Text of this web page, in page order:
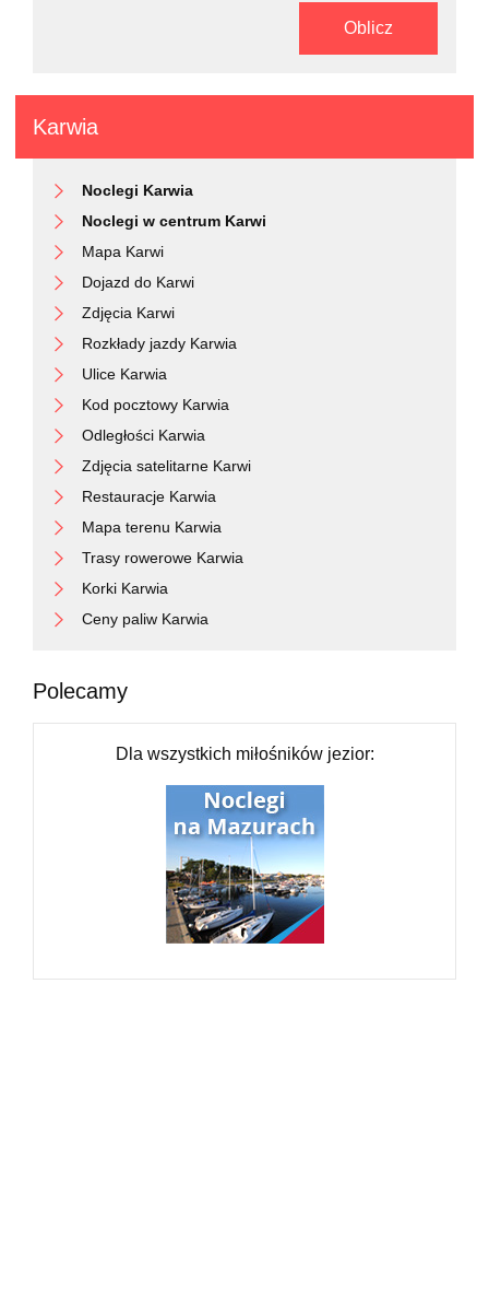
Oblicz
Karwia
Noclegi Karwia
Noclegi w centrum Karwi
Mapa Karwi
Dojazd do Karwi
Zdjęcia Karwi
Rozkłady jazdy Karwia
Ulice Karwia
Kod pocztowy Karwia
Odległości Karwia
Zdjęcia satelitarne Karwi
Restauracje Karwia
Mapa terenu Karwia
Trasy rowerowe Karwia
Korki Karwia
Ceny paliw Karwia
Polecamy
Dla wszystkich miłośników jezior: